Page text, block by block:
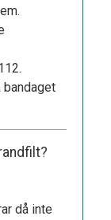
bandaget
då inte